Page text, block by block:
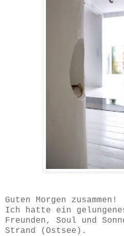
Guten Morgen zusammen!
Ich hatte ein
Freunden, Soul und
Strand (Ostsee).